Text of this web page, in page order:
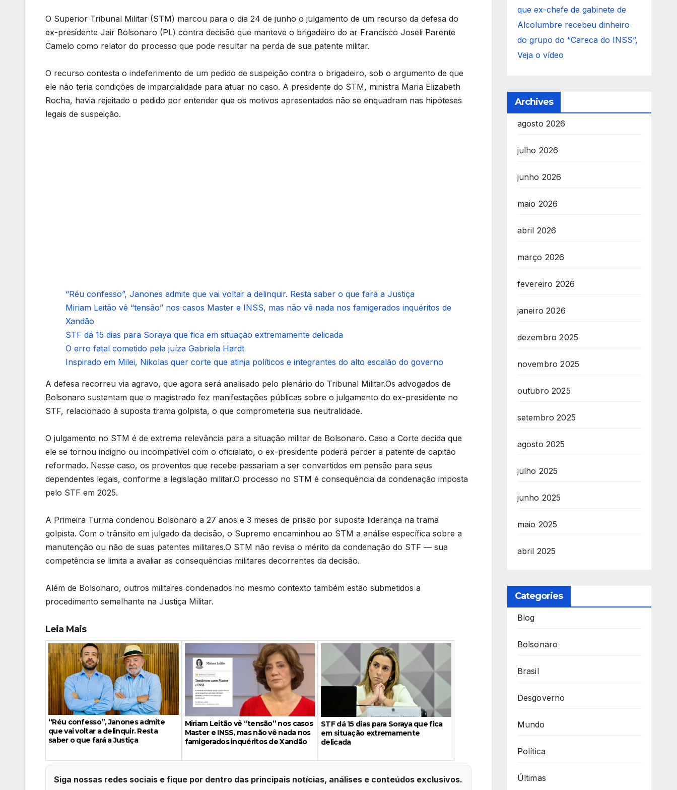
O Superior Tribunal Militar (STM) marcou para o dia 24 de junho o julgamento de um recurso da defesa do
ex-presidente Jair Bolsonaro (PL) contra decisão que manteve o brigadeiro do ar Francisco Joseli Parente
Camelo como relator do processo que pode resultar na perda de sua patente militar.
O recurso contesta o indeferimento de um pedido de suspeição contra o brigadeiro, sob o argumento de que
ele não teria condições de imparcialidade para atuar no caso. A presidente do STM, ministra Maria Elizabeth
Rocha, havia rejeitado o pedido por entender que os motivos apresentados não se enquadram nas hipóteses
legais de suspeição.
“Réu confesso”, Janones admite que vai voltar a delinquir. Resta saber o que fará a Justiça
Miriam Leitão vê “tensão” nos casos Master e INSS, mas não vê nada nos famigerados inquéritos de
Xandão
STF dá 15 dias para Soraya que fica em situação extremamente delicada
O erro fatal cometido pela juíza Gabriela Hardt
Inspirado em Milei, Nikolas quer corte que atinja políticos e integrantes do alto escalão do governo
A defesa recorreu via agravo, que agora será analisado pelo plenário do Tribunal Militar.Os advogados de
Bolsonaro sustentam que o magistrado fez manifestações públicas sobre o julgamento do ex-presidente no
STF, relacionado à suposta trama golpista, o que comprometeria sua neutralidade.
O julgamento no STM é de extrema relevância para a situação militar de Bolsonaro. Caso a Corte decida que
ele se tornou indigno ou incompatível com o oficialato, o ex-presidente poderá perder a patente de capitão
reformado. Nesse caso, os proventos que recebe passariam a ser convertidos em pensão para seus
dependentes legais, conforme a legislação militar.O processo no STM é consequência da condenação imposta
pelo STF em 2025.
A Primeira Turma condenou Bolsonaro a 27 anos e 3 meses de prisão por suposta liderança na trama
golpista. Com o trânsito em julgado da decisão, o Supremo encaminhou ao STM a análise específica sobre a
manutenção ou não de suas patentes militares.O STM não revisa o mérito da condenação do STF — sua
competência se limita a avaliar as consequências militares decorrentes da decisão.
Além de Bolsonaro, outros militares condenados no mesmo contexto também estão submetidos a
procedimento semelhante na Justiça Militar.
Leia Mais
“Réu confesso”, Janones admite
que vai voltar a delinquir. Resta
saber o que fará a Justiça
Miriam Leitão vê “tensão” nos casos
Master e INSS, mas não vê nada nos
famigerados inquéritos de Xandão
STF dá 15 dias para Soraya que fica
em situação extremamente
delicada
Siga nossas redes sociais e fique por dentro das principais notícias, análises e conteúdos exclusivos.
que ex-chefe de gabinete de
Alcolumbre recebeu dinheiro
do grupo do “Careca do INSS”,
Veja o vídeo
Archives
agosto 2026
julho 2026
junho 2026
maio 2026
abril 2026
março 2026
fevereiro 2026
janeiro 2026
dezembro 2025
novembro 2025
outubro 2025
setembro 2025
agosto 2025
julho 2025
junho 2025
maio 2025
abril 2025
Categories
Blog
Bolsonaro
Brasil
Desgoverno
Mundo
Política
Últimas